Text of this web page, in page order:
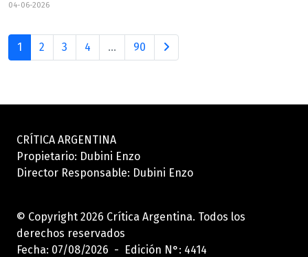
04-06-2026
1 2 3 4 ... 90
CRÍTICA ARGENTINA
Propietario: Dubini Enzo
Director Responsable: Dubini Enzo
© Copyright 2026 Crítica Argentina. Todos los
derechos reservados
Fecha: 07/08/2026 - Edición N°: 4414